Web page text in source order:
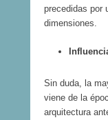
precedidas por
dimensiones.
Sin duda, la
viene de la
arquitectura